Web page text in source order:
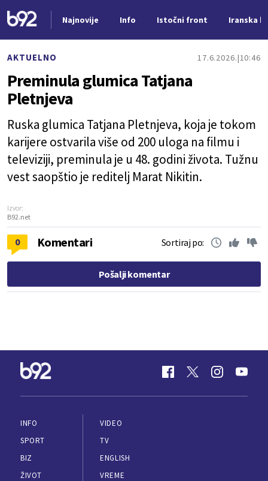
Najnovije Info Istočni front Iranska
AKTUELNO 17.6.2026. 10:46
Preminula glumica Tatjana
Pletnjeva
Ruska glumica Tatjana Pletnjeva, koja je tokom
karijere ostvarila više od 200 uloga na filmu i
televiziji, preminula je u 48. godini života. Tužnu
vest saopštio je reditelj Marat Nikitin.
Izvor:
B92.net
0 Komentari Sortiraj po:
Pošalji komentar
INFO
SPORT
BIZ
ŽIVOT
VIDEO
TV
ENGLISH
VREME